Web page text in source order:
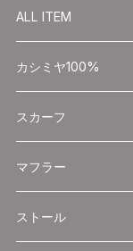
ALL ITEM
カシミヤ100%
スカーフ
マフラー
ストール